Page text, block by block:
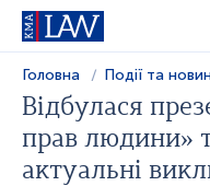
Головна Події та
Відбулася
прав людини»
актуальні